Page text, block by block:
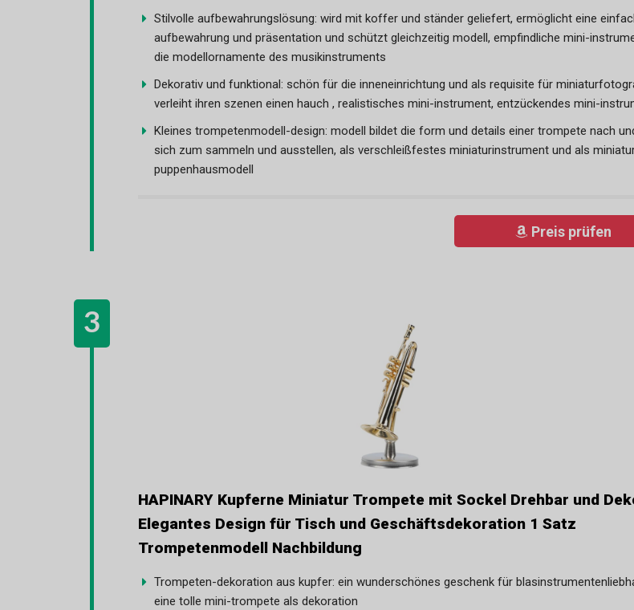
Stilvolle aufbewahrungslösung: wird mit koffer und ständer geliefert, ermöglicht eine
aufbewahrung und präsentation und schützt gleichzeitig modell, empfindliche mini-
die modellornamente des musikinstruments
Dekorativ und funktional: schön für die inneneinrichtung und als requisite für
verleiht ihren szenen einen hauch , realistisches mini-instrument, entzückendes mini-
Kleines trompetenmodell-design: modell bildet die form und details einer trompete nach
sich zum sammeln und ausstellen, als verschleißfestes miniaturinstrument und als
puppenhausmodell
Preis prüfen
HAPINARY Kupferne Miniatur Trompete mit Sockel Drehbar und
Elegantes Design für Tisch und Geschäftsdekoration 1 Satz
Trompetenmodell Nachbildung
Trompeten-dekoration aus kupfer: ein wunderschönes geschenk für
eine tolle mini-trompete als dekoration